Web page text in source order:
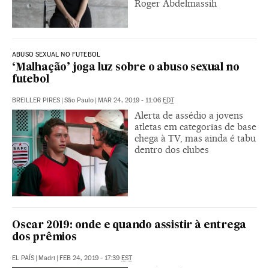
Roger Abdelmassih
ABUSO SEXUAL NO FUTEBOL
‘Malhação’ joga luz sobre o abuso sexual no
futebol
BREILLER PIRES | São Paulo | MAR 24, 2019 - 11:06 EDT
Alerta de assédio a jovens
atletas em categorias de base
chega à TV, mas ainda é tabu
dentro dos clubes
Oscar 2019: onde e quando assistir à entrega
dos prêmios
EL PAÍS Madri FEB 24, 2019 - 17:39 EST